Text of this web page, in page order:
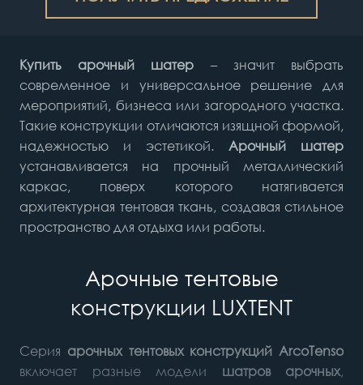
Купить арочный шатер – значит выбрать
современное и универсальное решение для
мероприятий, бизнеса или загородного участка.
Такие конструкции отличаются изящной формой,
надежностью и эстетикой. Арочный шатер
устанавливается на прочный металлический
каркас, поверх которого натягивается
архитектурная тентовая ткань, создавая стильное
пространство для отдыха или работы.
Арочные тентовые
конструкции LUXTENT
Серия арочных тентовых конструкций ArcoTenso
включает разные модели шатров арочных,